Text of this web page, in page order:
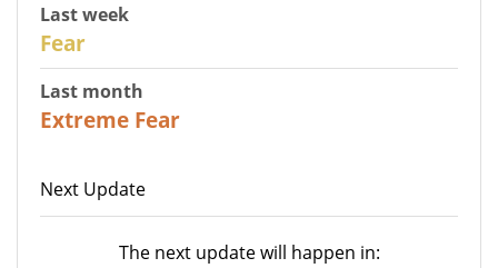
Last week
Fear
Last month
Extreme Fear
Next Update
The next update will happen in: